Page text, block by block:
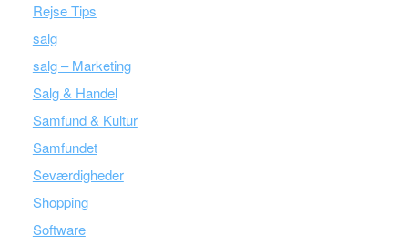
Rejse Tips
salg
salg – Marketing
Salg & Handel
Samfund & Kultur
Samfundet
Seværdigheder
Shopping
Software